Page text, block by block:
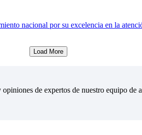
nacional por su excelencia en la
Load More
de expertos de nuestro equipo